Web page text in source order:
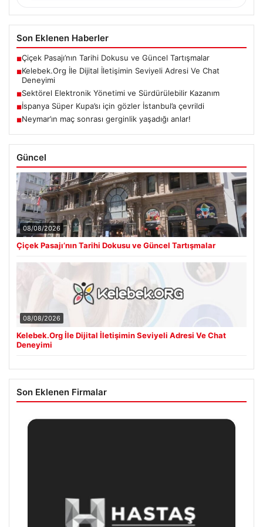
Son Eklenen Haberler
■Çiçek Pasajı’nın Tarihi Dokusu ve Güncel Tartışmalar
■Kelebek.Org İle Dijital İletişimin Seviyeli Adresi Ve Chat
Deneyimi
■Sektörel Elektronik Yönetimi ve Sürdürülebilir Kazanım
■İspanya Süper Kupa’sı için gözler İstanbul’a çevrildi
■Neymar’ın maç sonrası gerginlik yaşadığı anlar!
Güncel
08/08/2026
Çiçek Pasajı’nın Tarihi Dokusu ve Güncel Tartışmalar
08/08/2026
Kelebek.Org İle Dijital İletişimin Seviyeli Adresi Ve Chat
Deneyimi
Son Eklenen Firmalar